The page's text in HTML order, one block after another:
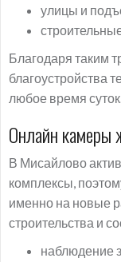
улицы и
Благодаря таким
благоустройства
любое время
Онлайн камеры
В Мисайлово
комплексы,
именно на новые
строительства и
наблюдение